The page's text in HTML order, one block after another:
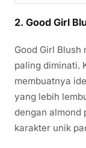
2. Good Girl
Good Girl
paling diminati.
membuatnya
yang lebih
dengan almond
karakter unik